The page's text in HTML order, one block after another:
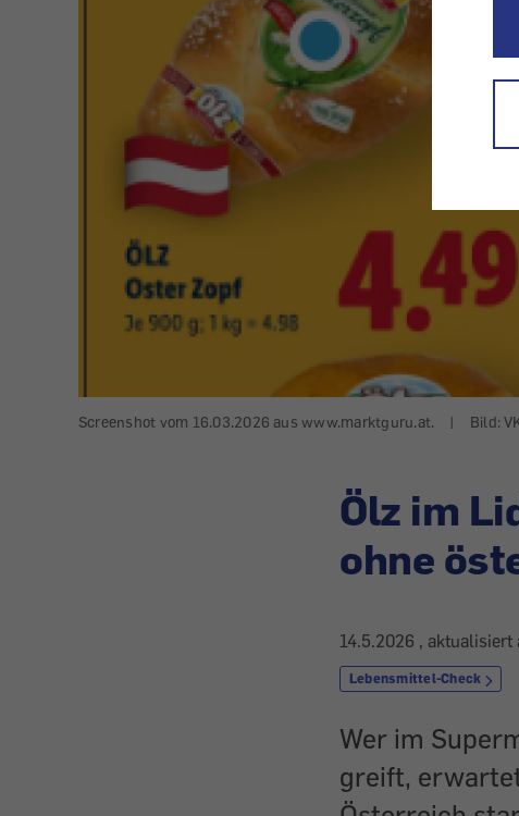
Screenshot vom 16.03.2026 aus www.marktguru.at. | Bild:
Ölz im
ohne
14.5.2026 , aktualisiert
Lebensmittel-Check
Wer im
greift,